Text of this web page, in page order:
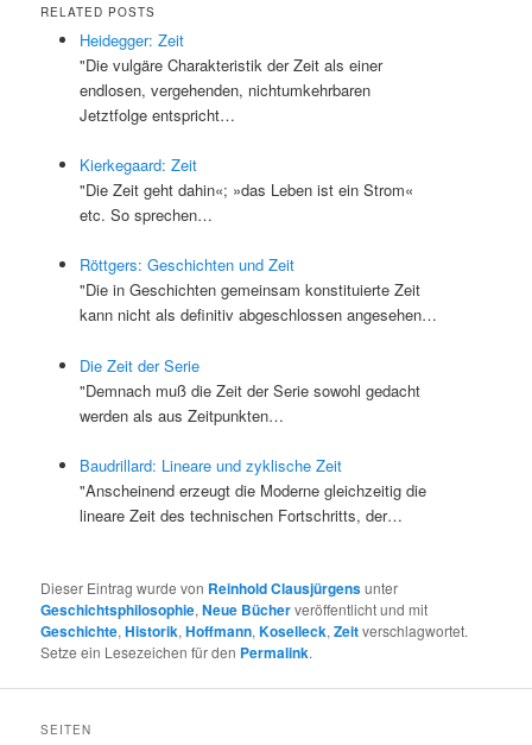
RELATED POSTS
Heidegger: Zeit
"Die vulgäre Charakteristik der Zeit als einer
endlosen, vergehenden, nichtumkehrbaren
Jetztfolge entspricht…
Kierkegaard: Zeit
"Die Zeit geht dahin«; »das Leben ist ein Strom«
etc. So sprechen…
Röttgers: Geschichten und Zeit
"Die in Geschichten gemeinsam konstituierte Zeit
kann nicht als definitiv abgeschlossen angesehen…
Die Zeit der Serie
"Demnach muß die Zeit der Serie sowohl gedacht
werden als aus Zeitpunkten…
Baudrillard: Lineare und zyklische Zeit
"Anscheinend erzeugt die Moderne gleichzeitig die
lineare Zeit des technischen Fortschritts, der…
Dieser Eintrag wurde von Reinhold Clausjürgensunter
Geschichtsphilosophie,Neue Bücherveröffentlicht und mit
Geschichte,Historik,Hoffmann,Koselleck,Zeitverschlagwortet.
Setze ein Lesezeichen für den Permalink.
SEITEN